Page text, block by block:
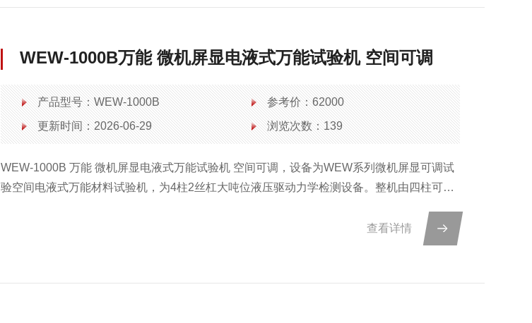
WEW-1000B万能 微机屏显电液式万能试验机 空间可调
产品型号：WEW-1000B
参考价：62000
更新时间：2026-06-29
浏览次数：139
WEW-1000B 万能 微机屏显电液式万能试验机 空间可调，设备为WEW系列微机屏显可调试
验空间电液式万能材料试验机，为4柱2丝杠大吨位液压驱动力学检测设备。整机由四柱可调
查看详情